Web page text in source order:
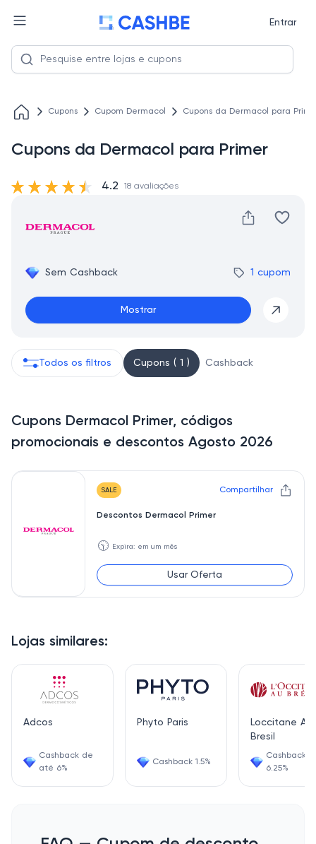
Entrar
Cupons Cupom Dermacol Cupons da Dermacol para
Cupons da Dermacol para Primer
Sem Cashback 1 cupom
Mostrar
4.2 18 avaliações
Lojas similares:
Adcos
Cashback de
até 6%
Phyto Paris
Cashback 1.5%
Loccitane Au
Bresil
Cashback
6.25%
Todos os filtros Cupons ( 1 ) Cashback
Cupons Dermacol Primer, códigos
promocionais e descontos Agosto 2026
SALE Compartilhar
Descontos Dermacol Primer
🕥 Expira: em um mês
Usar Oferta